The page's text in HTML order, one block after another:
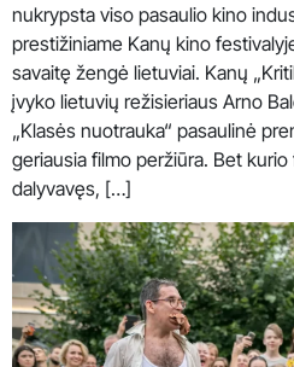
nukrypsta viso pasaulio kino
prestižiniame Kanų kino
savaitę žengė lietuviai. Kanų
įvyko lietuvių režisieriaus Arno
„Klasės nuotrauka“ pasaulinė
geriausia filmo peržiūra. Bet
dalyvavęs, […]